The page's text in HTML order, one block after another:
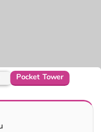
Pocket Tower